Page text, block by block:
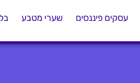
עסקים פיננסים שערי מטבע